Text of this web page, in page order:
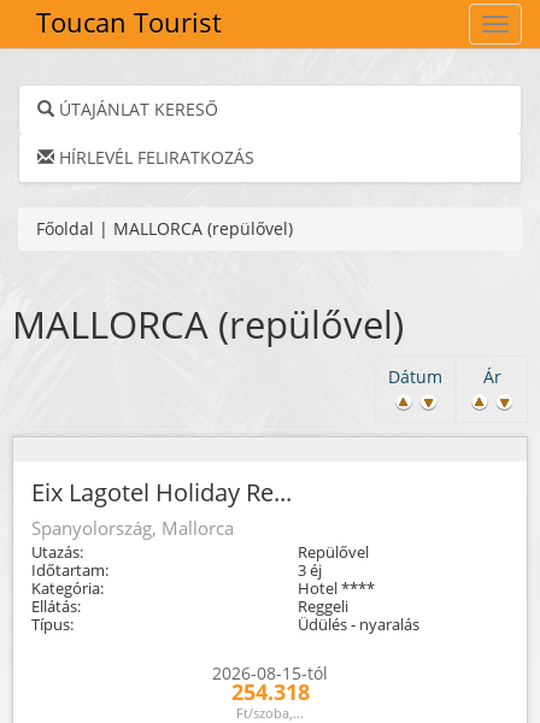
Toucan Tourist
ÚTAJÁNLAT KERESŐ
HÍRLEVÉL FELIRATKOZÁS
Főoldal | MALLORCA (repülővel)
MALLORCA (repülővel)
Ár
Dátum
Eix Lagotel Holiday Re...
Spanyolország, Mallorca
Utazás:
Repülővel
Időtartam:
3 éj
Kategória:
Hotel ****
Ellátás:
Reggeli
Típus:
Üdülés - nyaralás
2026-08-15-tól
254.318
Ft/szoba,...